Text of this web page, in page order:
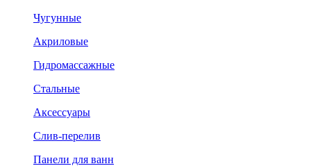
Чугунные
Акриловые
Гидромассажные
Стальные
Аксессуары
Слив-перелив
Панели для ванн